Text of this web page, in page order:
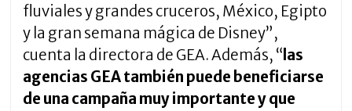
fluviales y grandes cruceros, México, Egipto
y la gran semana mágica de Disney”,
cuenta la directora de GEA. Además, “ las
agencias GEA también puede beneficiarse
de una campaña muy importante y que